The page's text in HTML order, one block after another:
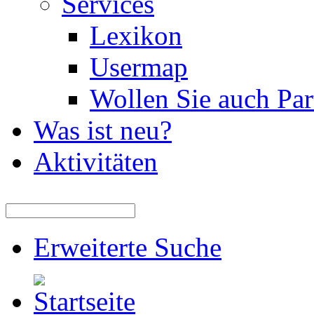
Lexikon
Usermap
Wollen Sie auch
Was ist neu?
Aktivitäten
Erweiterte Suche